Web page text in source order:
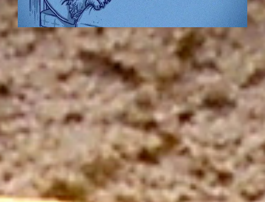
S
de 'Sueños'. La humanidad siempre ha buscado en
ellos respuestas a las grandes preguntas. Por eso
combinamos la terapia gestalt y la escritura
expresiva para que ahora tú encuentres respuestas a
tus preguntas existenciales... a través de tus
sueños.
EL TESORO DE TUS SUEÑOS